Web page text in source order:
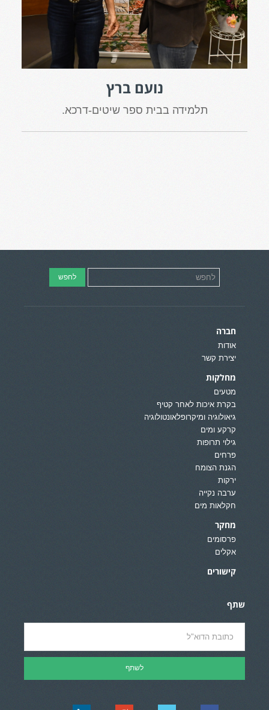
נועם ברץ
תלמידה בבית ספר שיטים-דרכא.
חברה
אודות
יצירת קשר
מחלקות
מטעים
בקרת איכות לאחר קטיף
גיאולוגיה ומיקרופלאונטולוגיה
קרקע ומים
גילוי תרופות
פרחים
הגנת הצומח
ירקות
ערבה נקייה
חקלאות מים
מחקר
פרסומים
אקלים
קישורים
שתף